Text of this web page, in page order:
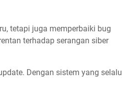
tetapi juga memperbaiki bug
terhadap serangan siber
Dengan sistem yang selalu